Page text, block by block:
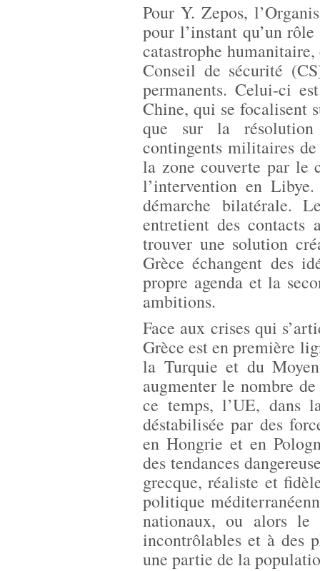
Pour Y. Zepos,
pour l’instant qu’un
catastrophe humanitaire,
Conseil de sécurité
permanents. Celui-ci
Chine, qui se focalisent
que sur la
contingents militaires
la zone couverte par le
l’intervention en
démarche bilatérale.
entretient des contacts
trouver une solution
Grèce échangent des
propre agenda et la
ambitions.
Face aux crises qui
Grèce est en première
la Turquie et du
augmenter le nombre
ce temps, l’UE, dans
déstabilisée par des
en Hongrie et en
des tendances
grecque, réaliste et
politique
nationaux, ou alors le
incontrôlables et à des
une partie de la